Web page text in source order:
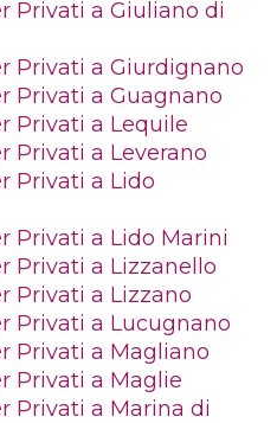
Privati a Giuliano di
Privati a Giurdignano
Privati a Guagnano
Privati a Lequile
Privati a Leverano
Privati a Lido
Privati a Lido Marini
Privati a Lizzanello
Privati a Lizzano
Privati a Lucugnano
Privati a Magliano
Privati a Maglie
Privati a Marina di